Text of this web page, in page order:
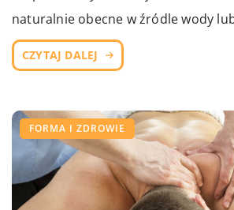
naturalnie obecne w źródle wody
CZYTAJ DALEJ
FORMA I ZDROWIE